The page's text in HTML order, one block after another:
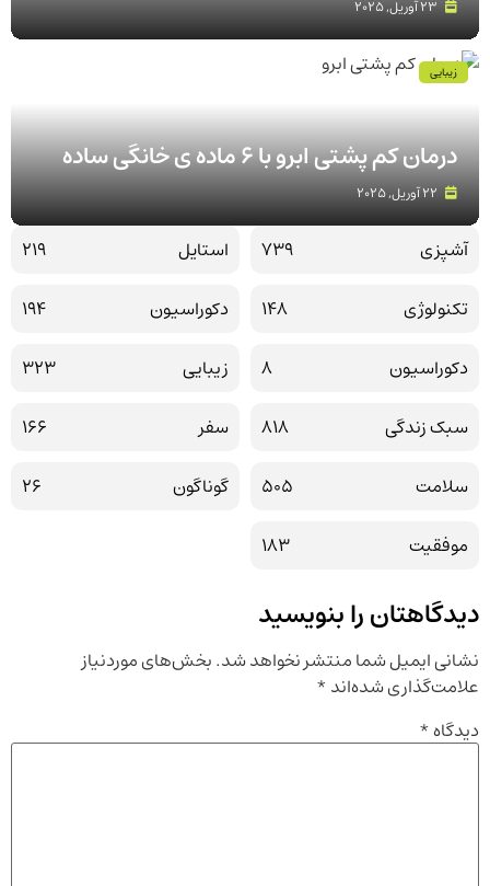
23 آوریل, 2025
درمان کم پشتی ابرو با 6 ماده ی خانگی ساده
22 آوریل, 2025
زیبایی
آشپزی 739 استایل
219
تکنولوژی
148 دکوراسیون
194
دکوراسیون
8 زیبایی
323
سبک زندگی
818 سفر
166
سلامت
505 گوناگون
26
موفقیت
183
دیدگاهتان را بنویسید
نشانی ایمیل شما منتشر نخواهد شد.بخش‌های موردنیاز
علامت‌گذاری شده‌اند*
دیدگاه*